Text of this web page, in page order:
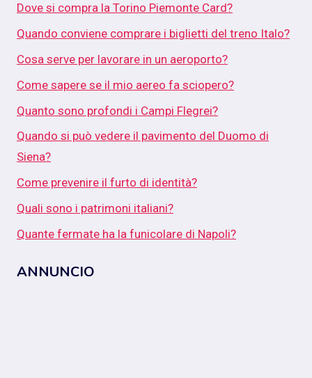
Dove si compra la Torino Piemonte Card?
Quando conviene comprare i biglietti del treno Italo?
Cosa serve per lavorare in un aeroporto?
Come sapere se il mio aereo fa sciopero?
Quanto sono profondi i Campi Flegrei?
Quando si può vedere il pavimento del Duomo di
Siena?
Come prevenire il furto di identità?
Quali sono i patrimoni italiani?
Quante fermate ha la funicolare di Napoli?
ANNUNCIO